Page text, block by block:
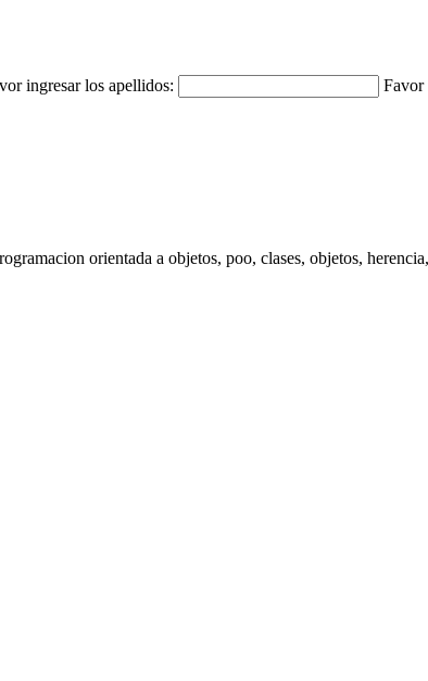
ingresar los apellidos: Favor
orientada a objetos, poo, clases, objetos,